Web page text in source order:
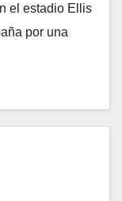
el estadio Ellis
por una